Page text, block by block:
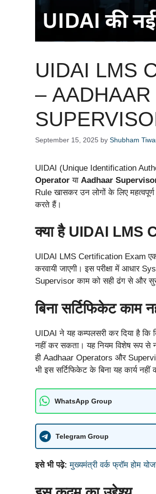
UIDAI LMS
–
September 15, 2025 by Shubham
UIDAI (Unique Identification
Operator या Aadhaar
Rule खासकर उन लोगों के लिए
करते हैं।
क्या है UIDAI LMS
UIDAI LMS Certification Exam
करवायी जाएगी। इस परीक्षा में आधार
Supervisor काम को सही ढंग से और
बिना सर्टिफिकेट काम
UIDAI ने यह कम्पलसरी कर दिया है कि
नहीं कर सकता। यह नियम विशेष रूप से
ही Aadhaar Operators और
भी इस सर्टिफिकेट के बिना यह कार्य नहीं
WhatsApp Group
Telegram Group
इसे भी पढ़े: मुख्यमंत्री वर्क फ्रॉम होम